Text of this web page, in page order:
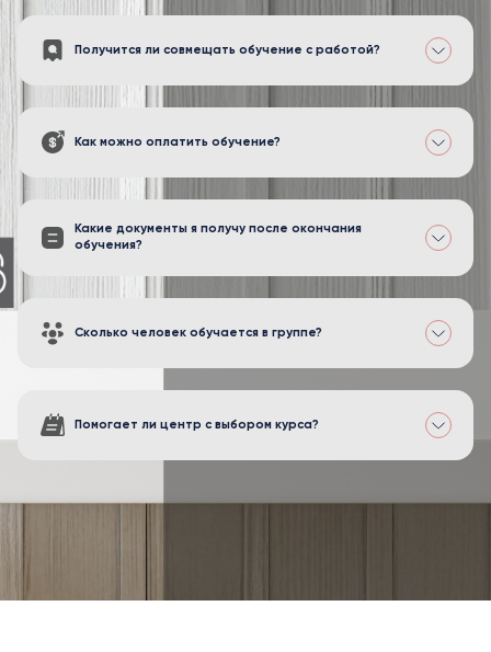
Получится ли совмещать обучение с работой?
Как можно оплатить обучение?
Какие документы я получу после окончания
обучения?
Сколько человек обучается в группе?
Помогает ли центр с выбором курса?